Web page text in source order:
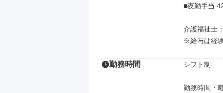
■夜勤手当
介護福祉士
※給与は経
勤務時間 シフト制
勤務時間・